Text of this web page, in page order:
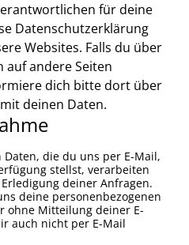
für deine
Datenschutzerklärung
Websites. Falls du über
auf andere Seiten
dich bitte dort über
deinen Daten.
die du uns per E-Mail,
stellst, verarbeiten
deiner Anfragen.
deine personenbezogenen
ohne Mitteilung deiner E-
auch nicht per E-Mail